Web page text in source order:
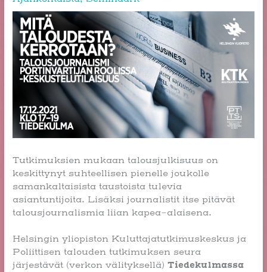
Tutkimuksien mukaan talousjulkisuus on
keskittynyt suhteellisen pienelle joukolle
samankaltaisista taustoista tulevia
asiantuntijoita. Lisäksi journalistit itse pitävät
talousjournalismia liian kapea-alaisena.
Helsingin yliopiston Kuluttajatutkimuskeskus ja
Poliittisen talouden tutkimuksen seura
järjestävät (verkon välityksellä)Tiedekulmassa